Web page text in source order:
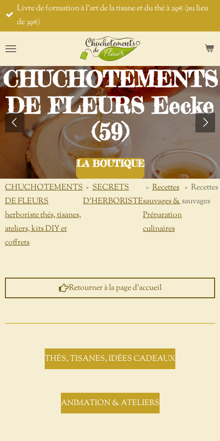
Passer
principal
Livre de formation à l'art de la tisane et du thé à 29€ (au lieu
de 39€)
CHUCHOTEMENTS
DE FLEURS Eecke
(59)
LA BOUTIQUE
CHUCHOTEMENTS
DE FLEURS
herboriste thés, tisanes,
ateliers, kits DIY et
coffrets
» SECRETS
D'HERBORISTE
» Recettes
sauvages &
Préparation
culinaires
» Recettes
sauvages
Retourner à la page d'accueil
THÉS, TISANES, IDÉES CADEAUX
ANIMATION & ATELIERS